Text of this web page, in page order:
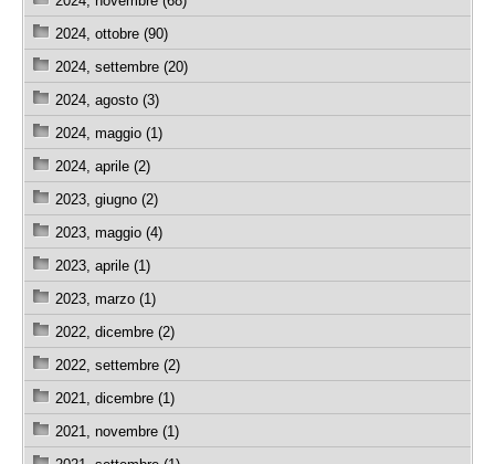
2024, ottobre (90)
2024, settembre (20)
2024, agosto (3)
2024, maggio (1)
2024, aprile (2)
2023, giugno (2)
2023, maggio (4)
2023, aprile (1)
2023, marzo (1)
2022, dicembre (2)
2022, settembre (2)
2021, dicembre (1)
2021, novembre (1)